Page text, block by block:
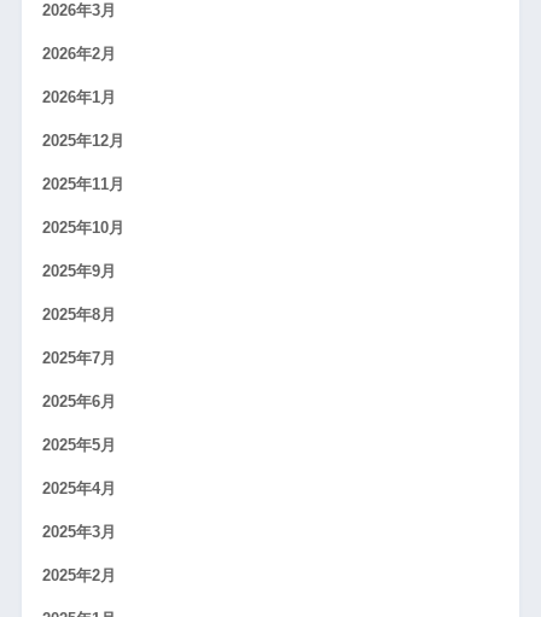
2026年3月
2026年2月
2026年1月
2025年12月
2025年11月
2025年10月
2025年9月
2025年8月
2025年7月
2025年6月
2025年5月
2025年4月
2025年3月
2025年2月